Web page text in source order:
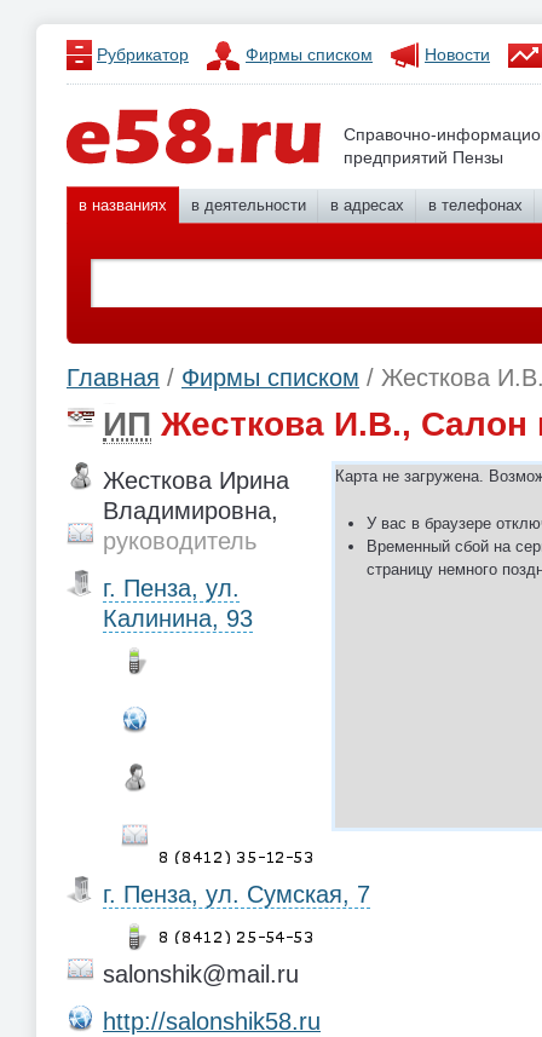
Рубрикатор Фирмы списком Новости
Справочно-
предприятий Пензы
в названиях в деятельности в адресах в телефонах
Главная / Фирмы списком / Жесткова
ИП Жесткова И.В., Салон
Карта не загружена.
У вас в браузере
Временный сбой на
страницу немного
Жесткова Ирина
Владимировна,
руководитель
г. Пенза, ул.
Калинина, 93
г. Пенза, ул. Сумская, 7
salonshik@mail.ru
http://salonshik58.ru